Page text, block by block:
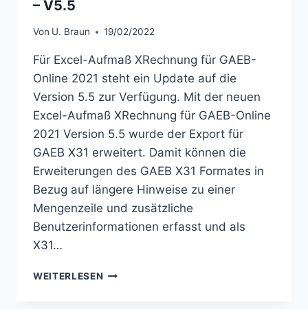
– V5.5
Von U. Braun 19/02/2022
Für Excel-Aufmaß XRechnung für GAEB-
Online 2021 steht ein Update auf die
Version 5.5 zur Verfügung. Mit der neuen
Excel-Aufmaß XRechnung für GAEB-Online
2021 Version 5.5 wurde der Export für
GAEB X31 erweitert. Damit können die
Erweiterungen des GAEB X31 Formates in
Bezug auf längere Hinweise zu einer
Mengenzeile und zusätzliche
Benutzerinformationen erfasst und als
X31…
WEITERLESEN UPDATE: